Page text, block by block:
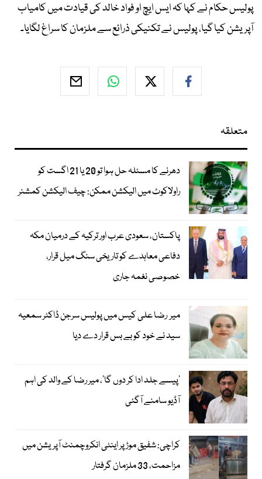
پولیس حکام نے کہا کہ ایس ایچ او فواد خالد کی قیادت میں کامیاب
آپریشن کیا گیا، پولیس نے تکنیکی ذرائع سے ملزمان کا سراغ لگایا۔
متعلقہ
دھرنے کا مسئلہ حل ہوا تو 20 یا 21 اگست کو
راولاکوٹ میں الیکشن ممکن: چیف الیکشن کمشنر
پاکستان، سعودی عرب اور ترکیہ کے درمیان مکہ
دفاعی معاہدے کو تاریخی سنگ میل قرار،
خصوصی نغمہ جاری
میر رضا علی کیس میں پولیس سرجن ڈاکٹر سمعیہ
سید نے خود کو بے بس قرار دے دیا
’پیسے جلد ادا کر دوں گا‘، میر رضا کے والد کی اہم
آڈیو سامنے آگئی
کراچی: شفیق موڑ پر اینٹی انکروچمنٹ آپریشن میں
مزاحمت، 33 ملزمان گرفتار